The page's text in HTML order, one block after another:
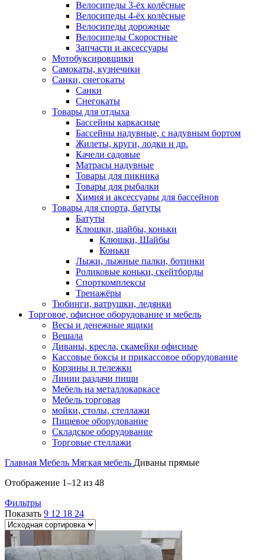
Велосипеды 3-ёх колёсные
Велосипеды 4-ёх колёсные
Велосипеды дорожные
Велосипеды Скоростные
Запчасти и аксессуары
Мотобуксировщики
Самокаты, кузнечики
Санки, снегокаты
Санки
Снегокаты
Товары для отдыха
Бассейны каркасные
Бассейны надувные, с надувным бортом
Жилеты, круги, лодки и др.
Качели садовые
Матрасы надувные
Товары для пикника
Товары для рыбалки
Химия и аксессуары для бассейнов
Товары для спорта, батуты
Батуты
Клюшки, шайбы, коньки
Клюшки, Шайбы
Коньки
Лыжи, лыжные палки, ботинки
Роликовые коньки, скейтборды
Спорткомплексы
Тренажёры
Тюбинги, ватрушки, ледянки
Торговое, офисное оборудование и мебель
Весы и денежные ящики
Вешала
Диваны, кресла, скамейки офисные
Кассовые боксы и прикассовое оборудование
Корзины и тележки
Линии раздачи пищи
Мебель на металлокаркасе
Мебель торговая
мойки, столы, стеллажи
Пищевое оборудование
Складское оборудование
Торговые стеллажи
Главная Мебель Мягкая мебель Диваны прямые
Отображение 1–12 из 48
Фильтры
Показать 9 12 18 24